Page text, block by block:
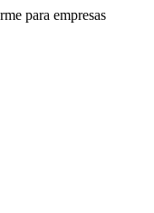
para empresas